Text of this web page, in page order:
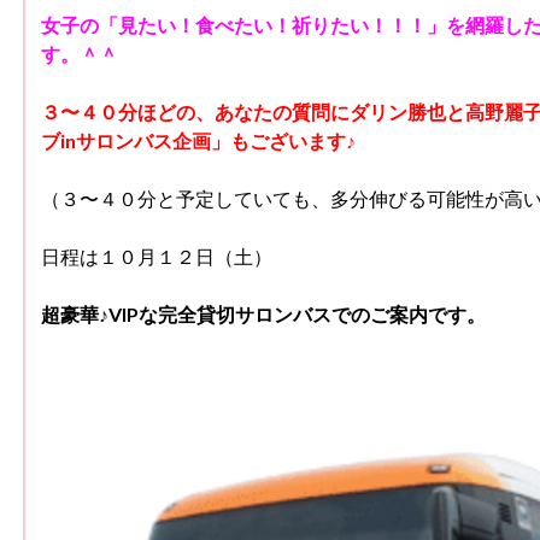
女子の「見たい！食べたい！祈りたい！！！」を網羅し
す。＾＾
３〜４０分ほどの、あなたの質問にダリン勝也と高野麗
ブinサロンバス企画」もございます♪
（３〜４０分と予定していても、多分伸びる可能性が高
日程は１０月１２日（土）
超豪華♪VIPな完全貸切サロンバスでのご案内です。